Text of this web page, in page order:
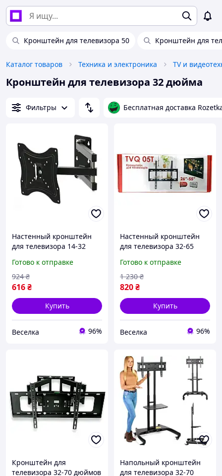
Кронштейн для телевизора 50 Кронштейн для
Каталог товаров Техника и электроника TV и
Кронштейн для телевизора 32 дюйма
Фильтры Бесплатная доставка
Настенный кронштейн
для телевизора 14-32
поворотом 180° до 30 кг
FLAME
Готово к отправке
616₴
924 ₴
Купить
Веселка 96%
Настенный кронштейн
для телевизора 32-65
градусов максимальная
нагрузка 50 кг FLAME
Готово к отправке
820₴
1 230 ₴
Купить
Веселка 96%
Кронштейн для
телевизора 32-70 дюймов
Напольный кронштейн
для телевизора 32-70